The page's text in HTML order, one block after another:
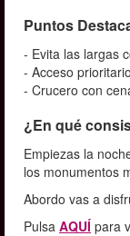
Puntos
- Evita las largas
- Acceso
- Crucero con
¿En qué
Empiezas la
los monumentos
Abordo vas a
Pulsa AQUÍ para